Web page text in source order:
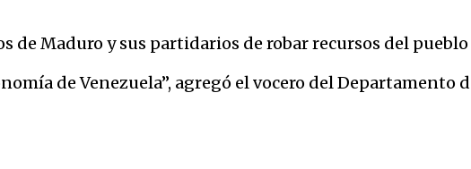
de Maduro y sus partidarios de robar recursos del pueblo
de Venezuela”, agregó el vocero del Departamento